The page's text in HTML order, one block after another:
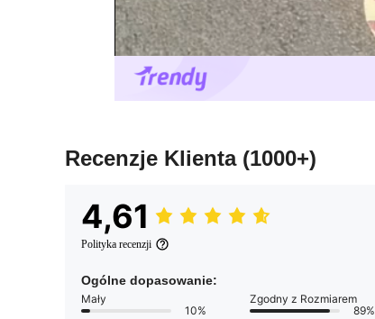
Recenzje Klienta (1000+)
4,61
Polityka recenzji
Ogólne dopasowanie:
Mały
10%
Zgodny z Rozmiarem
89%